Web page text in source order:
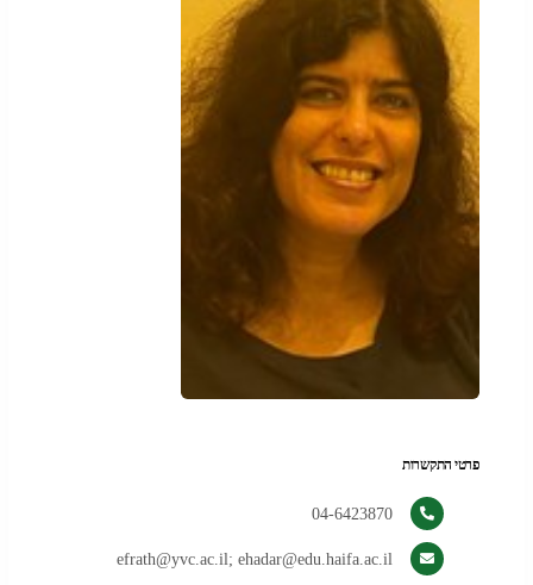
פרטי התקשרות
04-6423870
efrath@yvc.ac.il; ehadar@edu.haifa.ac.il